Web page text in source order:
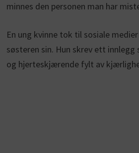
minnes den personen man har
En ung kvinne tok til sosiale
søsteren sin. Hun skrev ett
og hjerteskjærende fylt av